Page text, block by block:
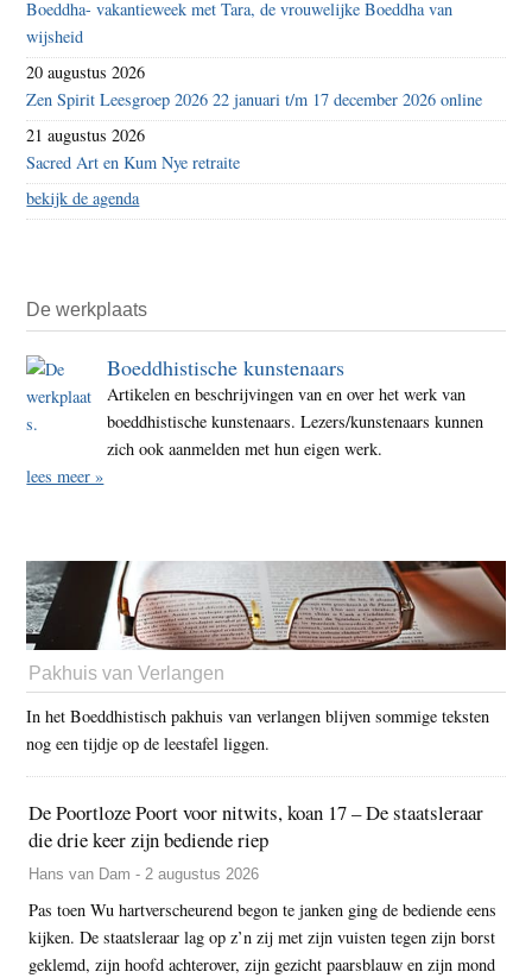
Boeddha- vakantieweek met Tara, de vrouwelijke Boeddha van
wijsheid
20 augustus 2026
Zen Spirit Leesgroep 2026 22 januari t/m 17 december 2026 online
21 augustus 2026
Sacred Art en Kum Nye retraite
bekijk de agenda
De werkplaats
Boeddhistische kunstenaars
Artikelen en beschrijvingen van en over het werk van
boeddhistische kunstenaars. Lezers/kunstenaars kunnen
zich ook aanmelden met hun eigen werk.
lees meer »
Pakhuis van Verlangen
In het Boeddhistisch pakhuis van verlangen blijven sommige teksten
nog een tijdje op de leestafel liggen.
De Poortloze Poort voor nitwits, koan 17 – De staatsleraar
die drie keer zijn bediende riep
Hans van Dam - 2 augustus 2026
Pas toen Wu hartverscheurend begon te janken ging de bediende eens
kijken. De staatsleraar lag op z’n zij met zijn vuisten tegen zijn borst
geklemd, zijn hoofd achterover, zijn gezicht paarsblauw en zijn mond